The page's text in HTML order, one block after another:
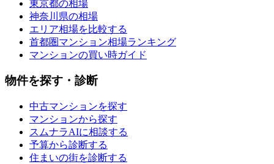
東京都の相場
神奈川県の相場
エリア相場を比較する
首都圏マンション相場ランキング
マンションの買い時ガイド
物件を探す・診断
中古マンションを探す
マンションから探す
スムナラAIに相談する
予算から診断する
住まいの街を診断する